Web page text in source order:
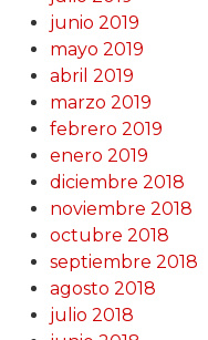
junio 2019
mayo 2019
abril 2019
marzo 2019
febrero 2019
enero 2019
diciembre 2018
noviembre 2018
octubre 2018
septiembre 2018
agosto 2018
julio 2018